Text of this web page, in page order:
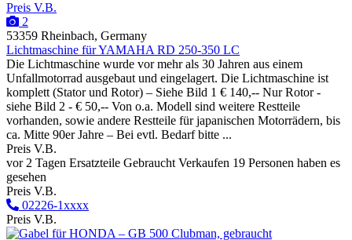
Preis V.B.
2
53359 Rheinbach, Germany
Lichtmaschine für YAMAHA RD 250-350 LC
Die Lichtmaschine wurde vor mehr als 30 Jahren aus einem
Unfallmotorrad ausgebaut und eingelagert. Die Lichtmaschine ist
komplett (Stator und Rotor) – Siehe Bild 1 € 140,-- Nur Rotor -
siehe Bild 2 - € 50,-- Von o.a. Modell sind weitere Restteile
vorhanden, sowie andere Restteile für japanischen Motorrädern, bis
ca. Mitte 90er Jahre – Bei evtl. Bedarf bitte ...
Preis V.B.
vor 2 Tagen Ersatzteile Gebraucht Verkaufen 19 Personen haben es
gesehen
Preis V.B.
02226-1xxxx
Preis V.B.